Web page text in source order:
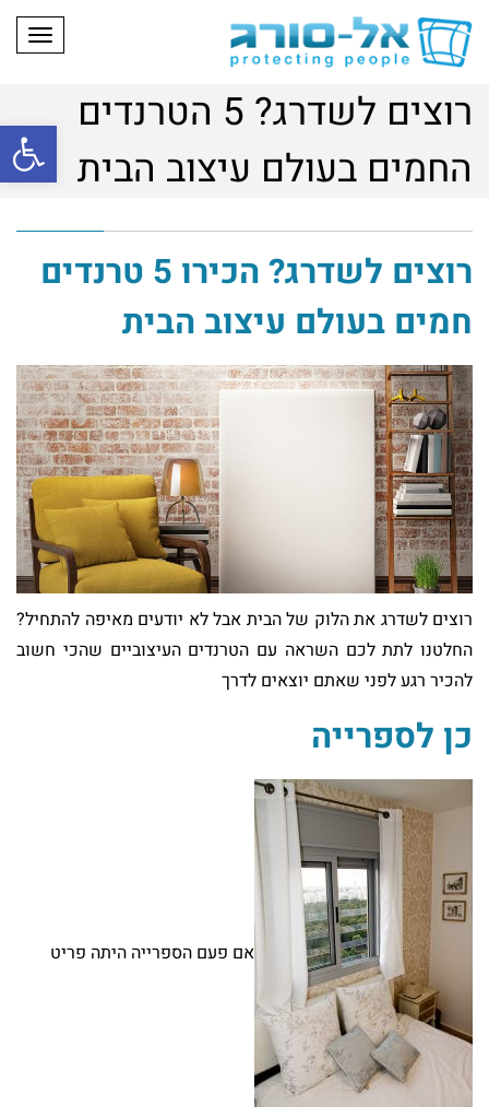
רוצים לשדרג? 5 הטרנדים
החמים בעולם עיצוב הבית
רוצים לשדרג? הכירו 5 טרנדים
חמים בעולם עיצוב הבית
רוצים לשדרג את הלוק של הבית אבל לא יודעים מאיפה להתחיל?
החלטנו לתת לכם השראה עם הטרנדים העיצוביים שהכי חשוב
להכיר רגע לפני שאתם יוצאים לדרך
כן לספרייה
אם פעם הספרייה היתה פריט